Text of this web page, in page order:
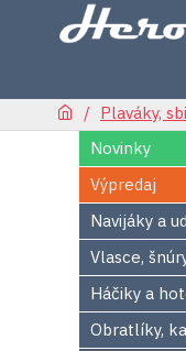
Plaváky,
Novinky
Výpredaj
Navijáky a
Vlasce,
Háčiky a
Obratlíky,